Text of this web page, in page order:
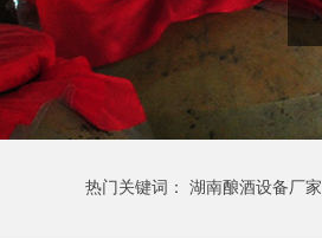
热门关键词： 湖南酿酒设备厂家